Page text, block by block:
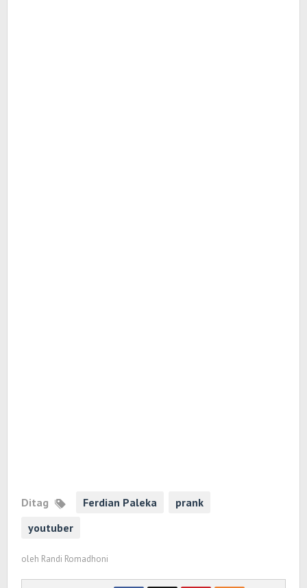
Ditag Ferdian Paleka
prank
youtuber
oleh Randi Romadhoni